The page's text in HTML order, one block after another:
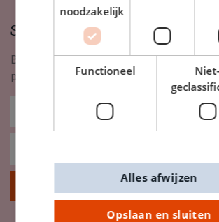
Schrijf je in op onze
Blijf op de hoogte van nieuwigheden,
promoties en meer!
noodzakelijk
Functioneel
Opslaan en sluiten
Alles afwijzen